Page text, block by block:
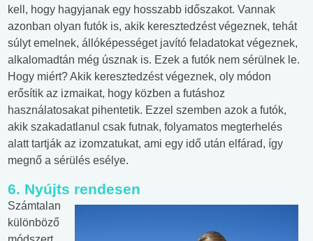
kell, hogy hagyjanak egy hosszabb időszakot. Vannak
azonban olyan futók is, akik keresztedzést végeznek, tehát
súlyt emelnek, állóképességet javító feladatokat végeznek,
alkalomadtán még úsznak is. Ezek a futók nem sérülnek le.
Hogy miért? Akik keresztedzést végeznek, oly módon
erősítik az izmaikat, hogy közben a futáshoz
használatosakat pihentetik. Ezzel szemben azok a futók,
akik szakadatlanul csak futnak, folyamatos megterhelés
alatt tartják az izomzatukat, ami egy idő után elfárad, így
megnő a sérülés esélye.
6. Nyújts rendesen
Számtalan
különböző